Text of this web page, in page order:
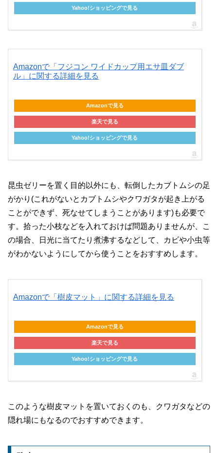
Yahoo!ショッピングで見る
Amazonで「フジコン ワイドカップ用エサ皿ダブ
ル」に関する詳細を見る
Amazonで見る
楽天で見る
Yahoo!ショッピングで見る
昆虫ゼリーを置く目的以外にも、転倒したカブトムシの足
がかり(これがないとカブトムシやクワガタが起き上がる
ことができず、死なせてしまうことがあります)も必要で
す。拾った小枝などを入れておけば問題ありませんが、こ
の場合、日光に当てたり煮沸するなどして、カビや小虫等
がわかないようにしてから使うことをおすすめします。
Amazonで「樹皮マット」に関する詳細を見る
Amazonで見る
楽天で見る
Yahoo!ショッピングで見る
このような樹皮マットを置いておくのも、クワガタなどの
隠れ場にもなるのでおすすめできます。